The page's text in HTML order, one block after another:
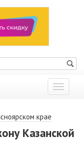
Показать
меню
крае
Казанской